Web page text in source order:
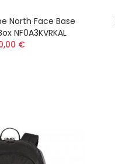
North Face Base
NF0A3KVRKAL
€